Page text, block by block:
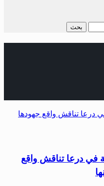
في درعا تناقش واقع